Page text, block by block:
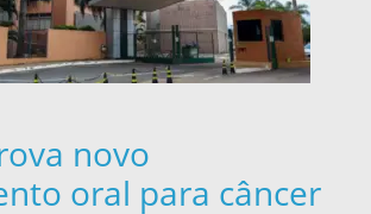
novo
oral para câncer